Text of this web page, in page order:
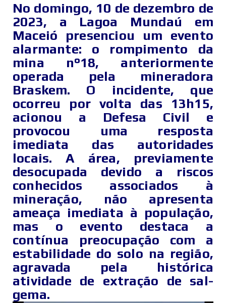
No domingo, 10 de dezembro de
2023, a Lagoa Mundaú em
Maceió presenciou um evento
alarmante: o rompimento da
mina n°18, anteriormente
operada pela mineradora
Braskem. O incidente, que
ocorreu por volta das 13h15,
acionou a Defesa Civil e
provocou uma resposta
imediata das autoridades
locais. A área, previamente
desocupada devido a riscos
conhecidos associados à
mineração, não apresenta
ameaça imediata à população,
mas o evento destaca a
contínua preocupação com a
estabilidade do solo na região,
agravada pela histórica
atividade de extração de sal-
gema.